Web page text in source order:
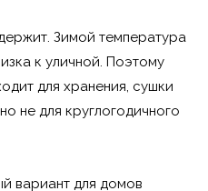
Зимой температура
к уличной. Поэтому
для хранения, сушки
не для круглогодичного
вариант для домов